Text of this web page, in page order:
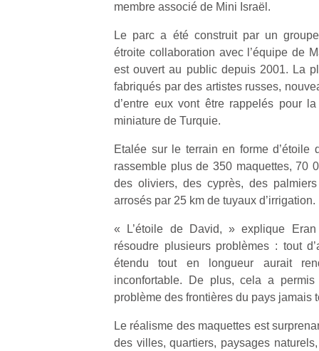
membre associé de Mini Israël.
Le parc a été construit par un
étroite collaboration avec l’équipe de
est ouvert au public depuis 2001. La
fabriqués par des artistes russes,
d’entre eux vont être rappelés pour
miniature de Turquie.
Etalée sur le terrain en forme d’étoile
rassemble plus de 350 maquettes, 70
des oliviers, des cyprès, des
arrosés par 25 km de tuyaux d’irrigation.
« L’étoile de David, » explique
résoudre plusieurs problèmes : tout
étendu tout en longueur aurait
inconfortable. De plus, cela a
problème des frontières du pays
Le réalisme des maquettes est
des villes, quartiers, paysages